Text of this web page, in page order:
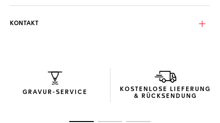
Das dreireihige H-förmige Armband lässt sich dank einfach
Das ausgesprochen zuverlässige und präzise Uhrwerk TH31-
02 liefert 80 Stunden Gangreserve. Die Wochentags- und
Datumsfunktion macht das charakteristische Design noch
KONTAKT
GRAVUR-SERVICE
KOSTENLOSE LIEFERUNG
& RÜCKSENDUNG